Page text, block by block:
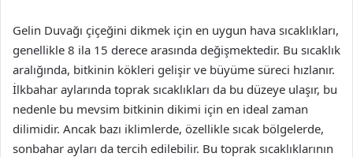
Gelin Duvağı çiçeğini dikmek için en uygun hava sıcaklıkları,
genellikle 8 ila 15 derece arasında değişmektedir. Bu sıcaklık
aralığında, bitkinin kökleri gelişir ve büyüme süreci hızlanır.
İlkbahar aylarında toprak sıcaklıkları da bu düzeye ulaşır, bu
nedenle bu mevsim bitkinin dikimi için en ideal zaman
dilimidir. Ancak bazı iklimlerde, özellikle sıcak bölgelerde,
sonbahar ayları da tercih edilebilir. Bu toprak sıcaklıklarının